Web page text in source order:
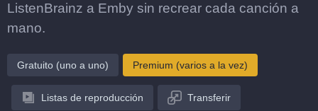
ListenBrainz a Emby sin recrear cada canción a
mano.
Gratuito (uno a uno) Premium (varios a la vez)
Listas de reproducción Transferir